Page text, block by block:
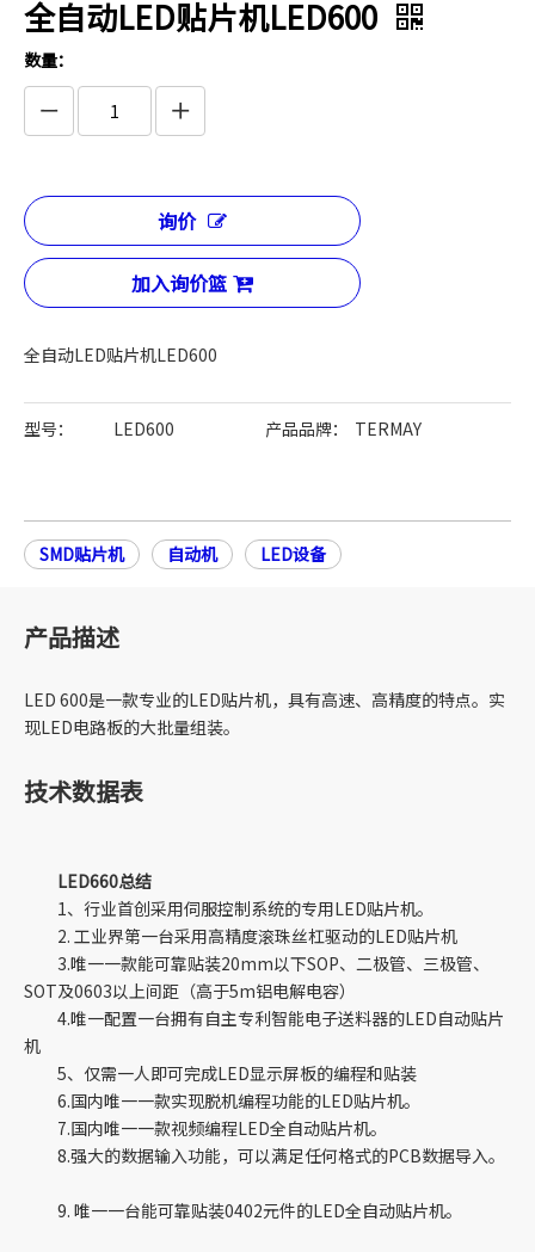
全自动LED贴片机LED600
数量：
询价
加入询价篮
全自动LED贴片机LED600
型号： LED600 产品品牌： TERMAY
SMD贴片机 自动机 LED设备
产品描述
LED 600是一款专业的LED贴片机，具有高速、高精度的特点。实
现LED电路板的大批量组装。
技术数据表
LED660总结
1、行业首创采用伺服控制系统的专用LED贴片机。
2. 工业界第一台采用高精度滚珠丝杠驱动的LED贴片机
3.唯一一款能可靠贴装20mm以下SOP、二极管、三极管、
SOT及0603以上间距（高于5m铝电解电容）
4.唯一配置一台拥有自主专利智能电子送料器的LED自动贴片
机
5、仅需一人即可完成LED显示屏板的编程和贴装
6.国内唯一一款实现脱机编程功能的LED贴片机。
7.国内唯一一款视频编程LED全自动贴片机。
8.强大的数据输入功能，可以满足任何格式的PCB数据导入。
9. 唯一一台能可靠贴装0402元件的LED全自动贴片机。